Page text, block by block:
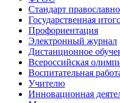
Стандарт
Государственная
Профориентация
Электронный журнал
Дистанционное
Всероcсийская
Воспитательная
Учителю
Инновационная